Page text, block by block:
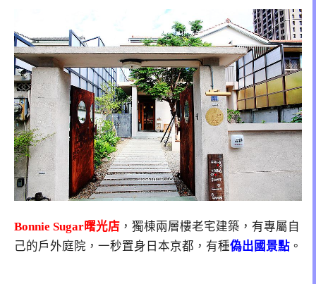
Bonnie Sugar曙光店 ，獨棟兩層樓老宅建築，有專屬自
己的戶外庭院，一秒置身日本京都，有種偽出國景點 。